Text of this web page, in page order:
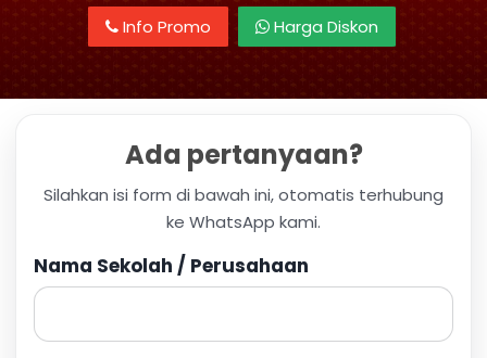
Info Promo Harga Diskon
Ada pertanyaan?
Silahkan isi form di bawah ini, otomatis terhubung
ke WhatsApp kami.
Nama Sekolah / Perusahaan